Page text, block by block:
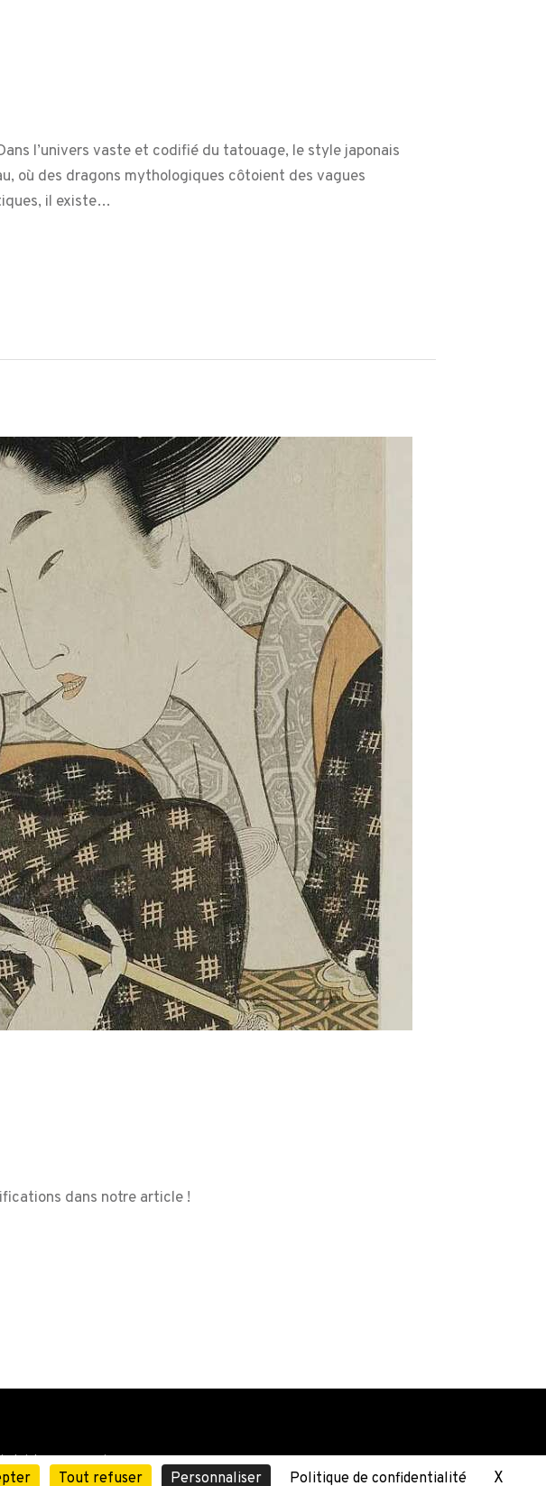
l’univers vaste et codifié du tatouage, le style japonais
où des dragons mythologiques côtoient des vagues
il existe…
dans notre article !
rights reserved.
Tout refuser Personnaliser Politique de confidentialité X